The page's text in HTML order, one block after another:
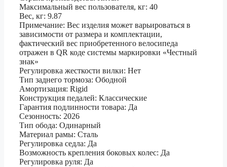
Максимальный вес пользователя, кг: 40
Вес, кг: 9.87
Примечание: Вес изделия может варьироваться в
зависимости от размера и комплектации,
фактический вес приобретенного велосипеда
отражен в QR коде системы маркировки «Честный
знак»
Регулировка жесткости вилки: Нет
Тип заднего тормоза: Ободной
Амортизация: Rigid
Конструкция педалей: Классические
Гарантия подлинности товара: Да
Сезонность: 2026
Тип обода: Одинарный
Материал рамы: Сталь
Регулировка седла: Да
Возможность крепления боковых колес: Да
Регулировка руля: Да